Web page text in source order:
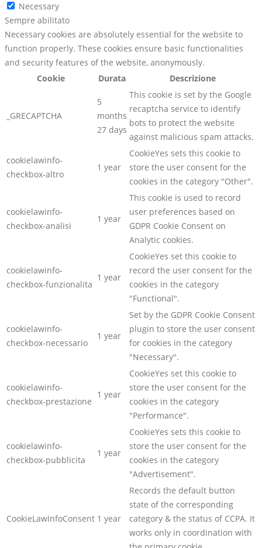
Necessary
Sempre abilitato
Necessary cookies are absolutely essential for the website to
function properly. These cookies ensure basic functionalities
and security features of the website, anonymously.
Cookie
Durata Descrizione
_GRECAPTCHA
5
months
27 days
This cookie is set by the Google
recaptcha service to identify
bots to protect the website
against malicious spam attacks.
cookielawinfo-
checkbox-altro
1 year
CookieYes sets this cookie to
store the user consent for the
cookies in the category "Other".
cookielawinfo-
checkbox-analisi
1 year
This cookie is used to record
user preferences based on
GDPR Cookie Consent on
Analytic cookies.
cookielawinfo-
checkbox-funzionalita
1 year
CookieYes set this cookie to
record the user consent for the
cookies in the category
"Functional".
cookielawinfo-
checkbox-necessario
1 year
Set by the GDPR Cookie Consent
plugin to store the user consent
for cookies in the category
"Necessary".
cookielawinfo-
checkbox-prestazione
1 year
CookieYes set this cookie to
store the user consent for the
cookies in the category
"Performance".
cookielawinfo-
checkbox-pubblicita
1 year
CookieYes sets this cookie to
store the user consent for the
cookies in the category
"Advertisement".
CookieLawInfoConsent 1 year
Records the default button
state of the corresponding
category & the status of CCPA. It
works only in coordination with